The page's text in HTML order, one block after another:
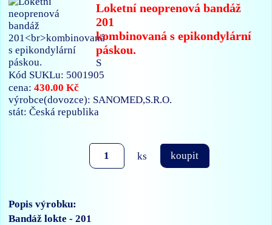
Loketní neoprenová bandáž
201
kombinovaná s epikondylární
páskou.
S
Kód SUKLu: 5001905
cena:430.00 Kč
výrobce(dovozce): SANOMED,S.R.O.
stát: Česká republika
ks koupit
Popis výrobku:
Bandáž lokte - 201